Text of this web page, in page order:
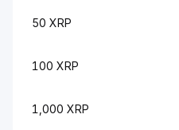
50 XRP
100 XRP
1,000 XRP